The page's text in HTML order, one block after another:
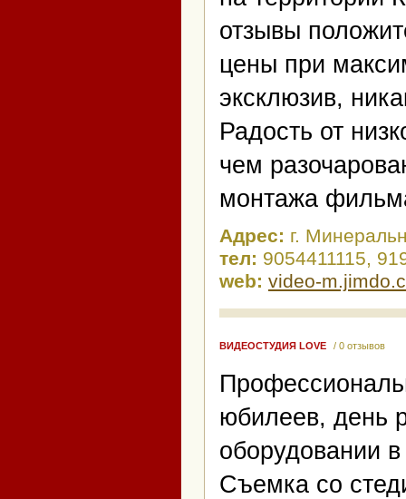
отзывы
цены при
эксклюзив,
Радость от
чем
монтажа
Адрес: г.
тел: 9054411115,
web: video-
ВИДЕОСТУДИЯ LOVE / 0 отзывов
юбилеев, день
оборудовании
Съемка со